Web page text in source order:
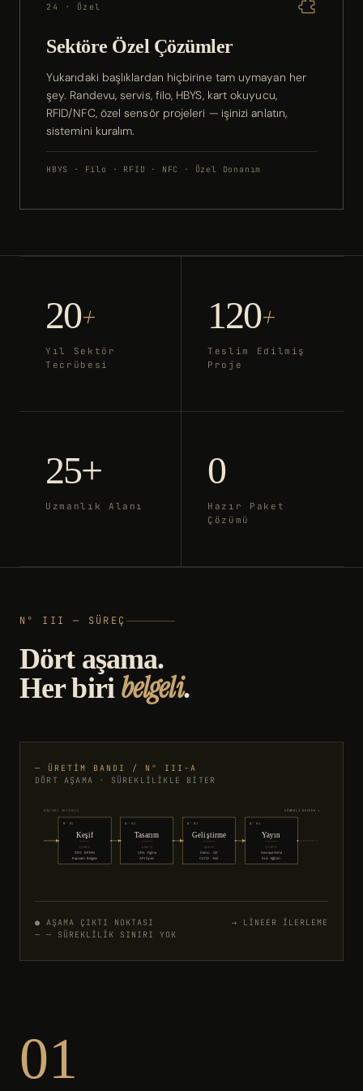
24 · Özel
Sektöre Özel Çözümler
Yukarıdaki başlıklardan hiçbirine tam uymayan her
şey. Randevu, servis, filo, HBYS, kart okuyucu,
RFID/NFC, özel sensör projeleri — işinizi anlatın,
sistemini kuralım.
HBYS · Filo · RFID · NFC · Özel Donanım
20+
Yıl Sektör
Tecrübesi
120+
Teslim Edilmiş
Proje
25+
Uzmanlık Alanı
0
Hazır Paket
Çözümü
N° III — SÜREÇ
Dört aşama.
Her biri belgeli.
— ÜRETIM BANDI / N° III-A
DÖRT AŞAMA · SÜREKLILIKLE BITER
MÜŞTERİ İHTİYACI SÜREKLİ DESTEK →
N° 01
Keşif
ÇIKTI
SRS · BPMN
Kapsam Belgesi
N° 02
Tasarım
ÇIKTI
UML · Figma
API Spec
N° 03
Geliştirme
ÇIKTI
Demo · Git
CI/CD · Test
N° 04
Yayın
ÇIKTI
Devreye Alma
SLA · Eğitim
● AŞAMA ÇIKTI NOKTASI
→ LINEER ILERLEME
— — SÜREKLILIK SINIRI YOK
01